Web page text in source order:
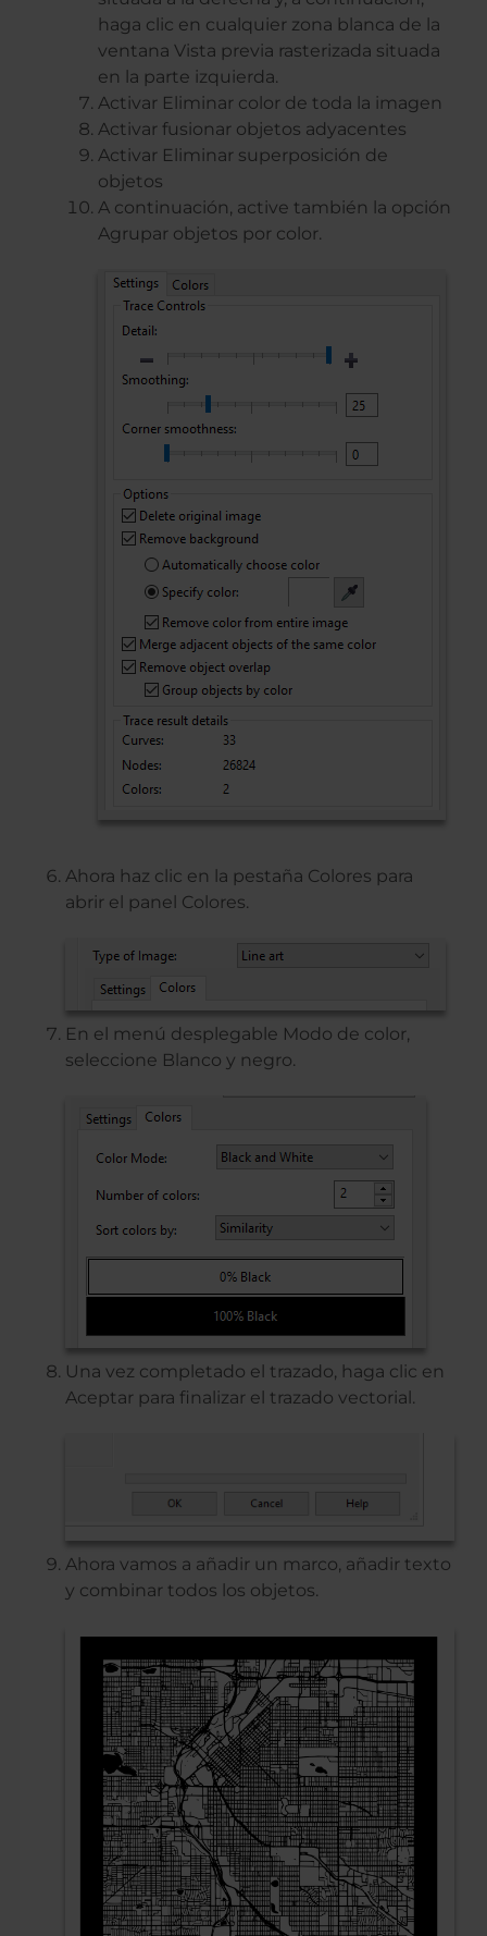
haga clic en cualquier zona blanca de la
ventana Vista previa rasterizada situada
en la parte izquierda.
Activar Eliminar color de toda la imagen
Activar fusionar objetos adyacentes
Activar Eliminar superposición de
objetos
A continuación, active también la opción
Agrupar objetos por color.
Ahora haz clic en la pestaña Colores para
abrir el panel Colores.
En el menú desplegable Modo de color,
seleccione Blanco y negro.
Una vez completado el trazado, haga clic en
Aceptar para finalizar el trazado vectorial.
Ahora vamos a añadir un marco, añadir texto
y combinar todos los objetos.